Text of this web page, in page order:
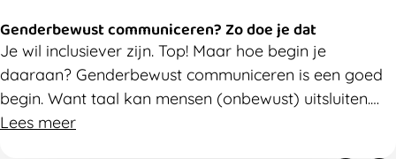
Genderbewust communiceren? Zo doe je dat
Je wil inclusiever zijn. Top! Maar hoe begin je
daaraan? Genderbewust communiceren is een goed
begin. Want taal kan mensen (onbewust) uitsluiten.
Met kleine aanpassingen in je taal, kan je iedereen
Lees meer